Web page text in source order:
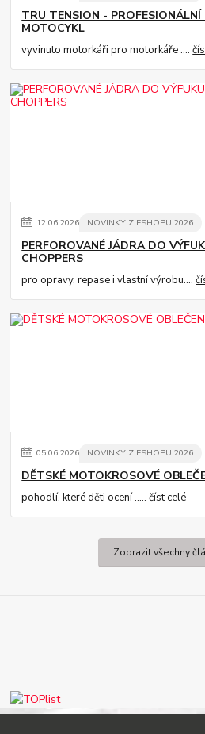
TRU TENSION - PROFESIONÁLNÍ
MOTOCYKL
vyvinuto motorkáři pro motorkáře ....
12.06.2026 NOVINKY Z ESHOPU 2026
PERFOROVANÉ JÁDRA DO
CHOPPERS
pro opravy, repase i vlastní výrobu....
05.06.2026 NOVINKY Z ESHOPU 2026
DĚTSKÉ MOTOKROSOVÉ
pohodlí, které děti ocení .....číst celé
Zobrazit všechny